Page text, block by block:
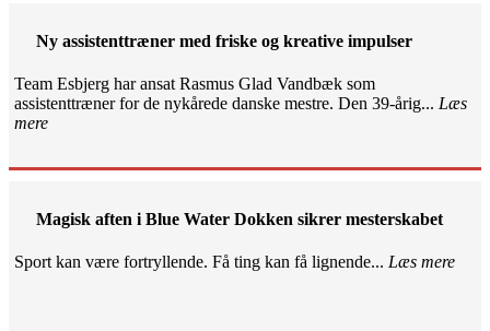
Ny assistenttræner med friske og kreative impulser
Team Esbjerg har ansat Rasmus Glad Vandbæk som
assistenttræner for de nykårede danske mestre. Den 39-årig... Læs
mere
Magisk aften i Blue Water Dokken sikrer mesterskabet
Sport kan være fortryllende. Få ting kan få lignende... Læs mere